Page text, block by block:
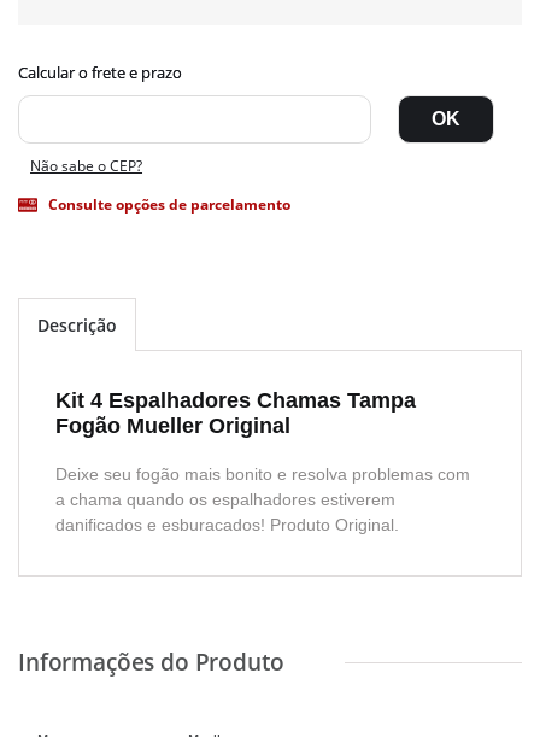
Não sabe o CEP?
Consulte opções de parcelamento
Descrição
Kit 4 Espalhadores Chamas Tampa
Fogão Mueller Original
Deixe seu fogão mais bonito e resolva problemas com
a chama quando os espalhadores estiverem
danificados e esburacados! Produto Original.